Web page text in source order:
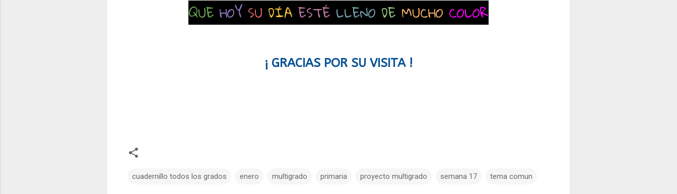
QUE HOY SU DÍA ESTÉ LLENO DE MUCHO COLOR
¡ GRACIAS POR SU VISITA !
cuadernillo todos los grados enero multigrado primaria proyecto multigrado semana 17 tema comun